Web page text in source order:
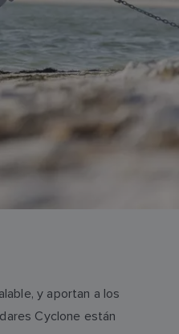
y aportan a los
Cyclone están